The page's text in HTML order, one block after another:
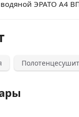
ЭРАТО А4